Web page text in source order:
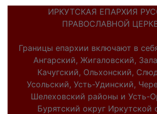
ИРКУТСКАЯ ЕПАРХИЯ
ПРАВОСЛАВНОЙ
Границы епархии включают в
Ангарский, Жигаловский,
Качугский, Ольхонский,
Усольский, Усть-Удинский,
Шелеховский районы и Усть-
Бурятский округ Иркутской